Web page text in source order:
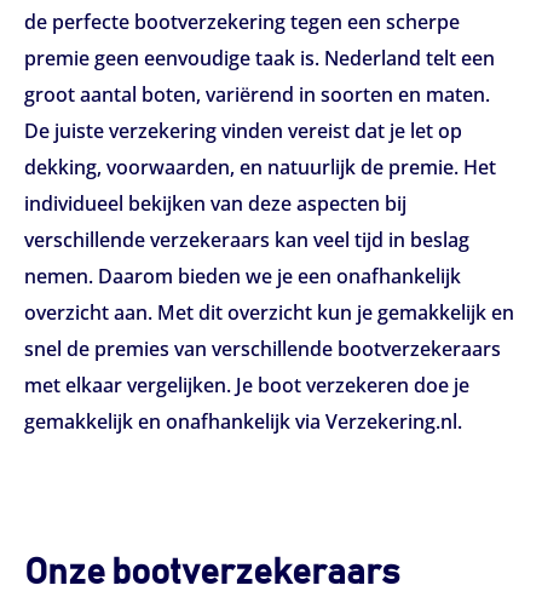
de perfecte bootverzekering tegen een scherpe
premie geen eenvoudige taak is. Nederland telt een
groot aantal boten, variërend in soorten en maten.
De juiste verzekering vinden vereist dat je let op
dekking, voorwaarden, en natuurlijk de premie. Het
individueel bekijken van deze aspecten bij
verschillende verzekeraars kan veel tijd in beslag
nemen. Daarom bieden we je een onafhankelijk
overzicht aan. Met dit overzicht kun je gemakkelijk en
snel de premies van verschillende bootverzekeraars
met elkaar vergelijken. Je boot verzekeren doe je
gemakkelijk en onafhankelijk via Verzekering.nl.
Onze bootverzekeraars